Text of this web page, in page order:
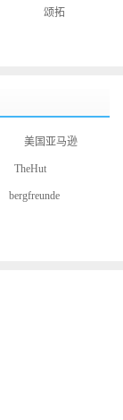
颂拓
美国亚马逊
TheHut
bergfreunde